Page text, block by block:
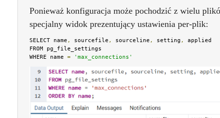
Ponieważ konfiguracja może pochodzić z wielu
specjalny widok prezentujący ustawienia per-plik:
SELECT name , sourcefile , sourceline , setting ,
applied
FROM pg_file_settings
WHERE name = 'max_connections'